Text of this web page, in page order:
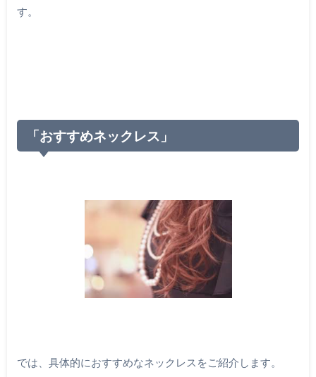
す。
「おすすめネックレス」
では、具体的におすすめなネックレスをご紹介します。